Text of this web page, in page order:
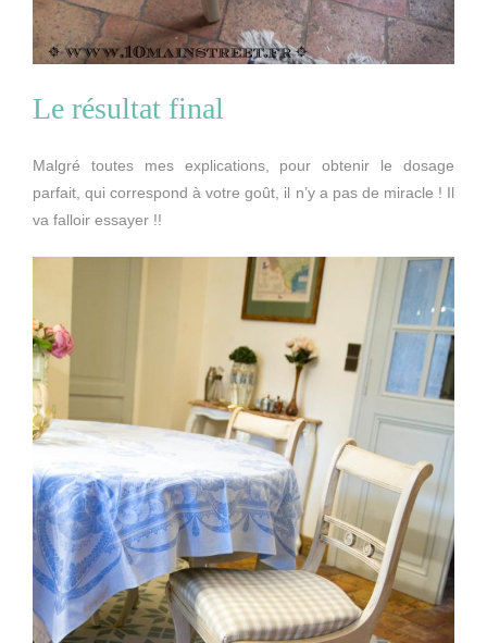
Le résultat final
Malgré toutes mes explications, pour obtenir le dosage
parfait, qui correspond à votre goût, il n’y a pas de miracle ! Il
va falloir essayer !!